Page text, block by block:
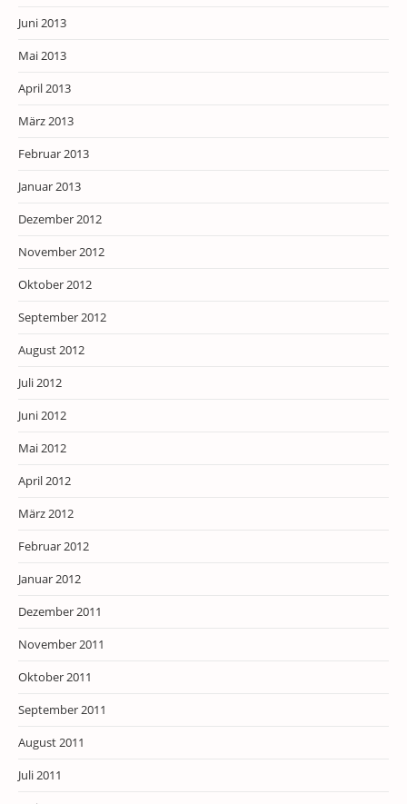
Juni 2013
Mai 2013
April 2013
März 2013
Februar 2013
Januar 2013
Dezember 2012
November 2012
Oktober 2012
September 2012
August 2012
Juli 2012
Juni 2012
Mai 2012
April 2012
März 2012
Februar 2012
Januar 2012
Dezember 2011
November 2011
Oktober 2011
September 2011
August 2011
Juli 2011